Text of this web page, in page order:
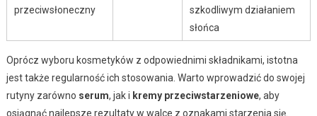
przeciwsłoneczny
szkodliwym działaniem
słońca
Oprócz wyboru kosmetyków z odpowiednimi składnikami, istotna
jest także regularność ich stosowania. Warto wprowadzić do swojej
rutyny zarówno serum, jak i kremy przeciwstarzeniowe, aby
osiągnąć najlepsze rezultaty w walce z oznakami starzenia się.